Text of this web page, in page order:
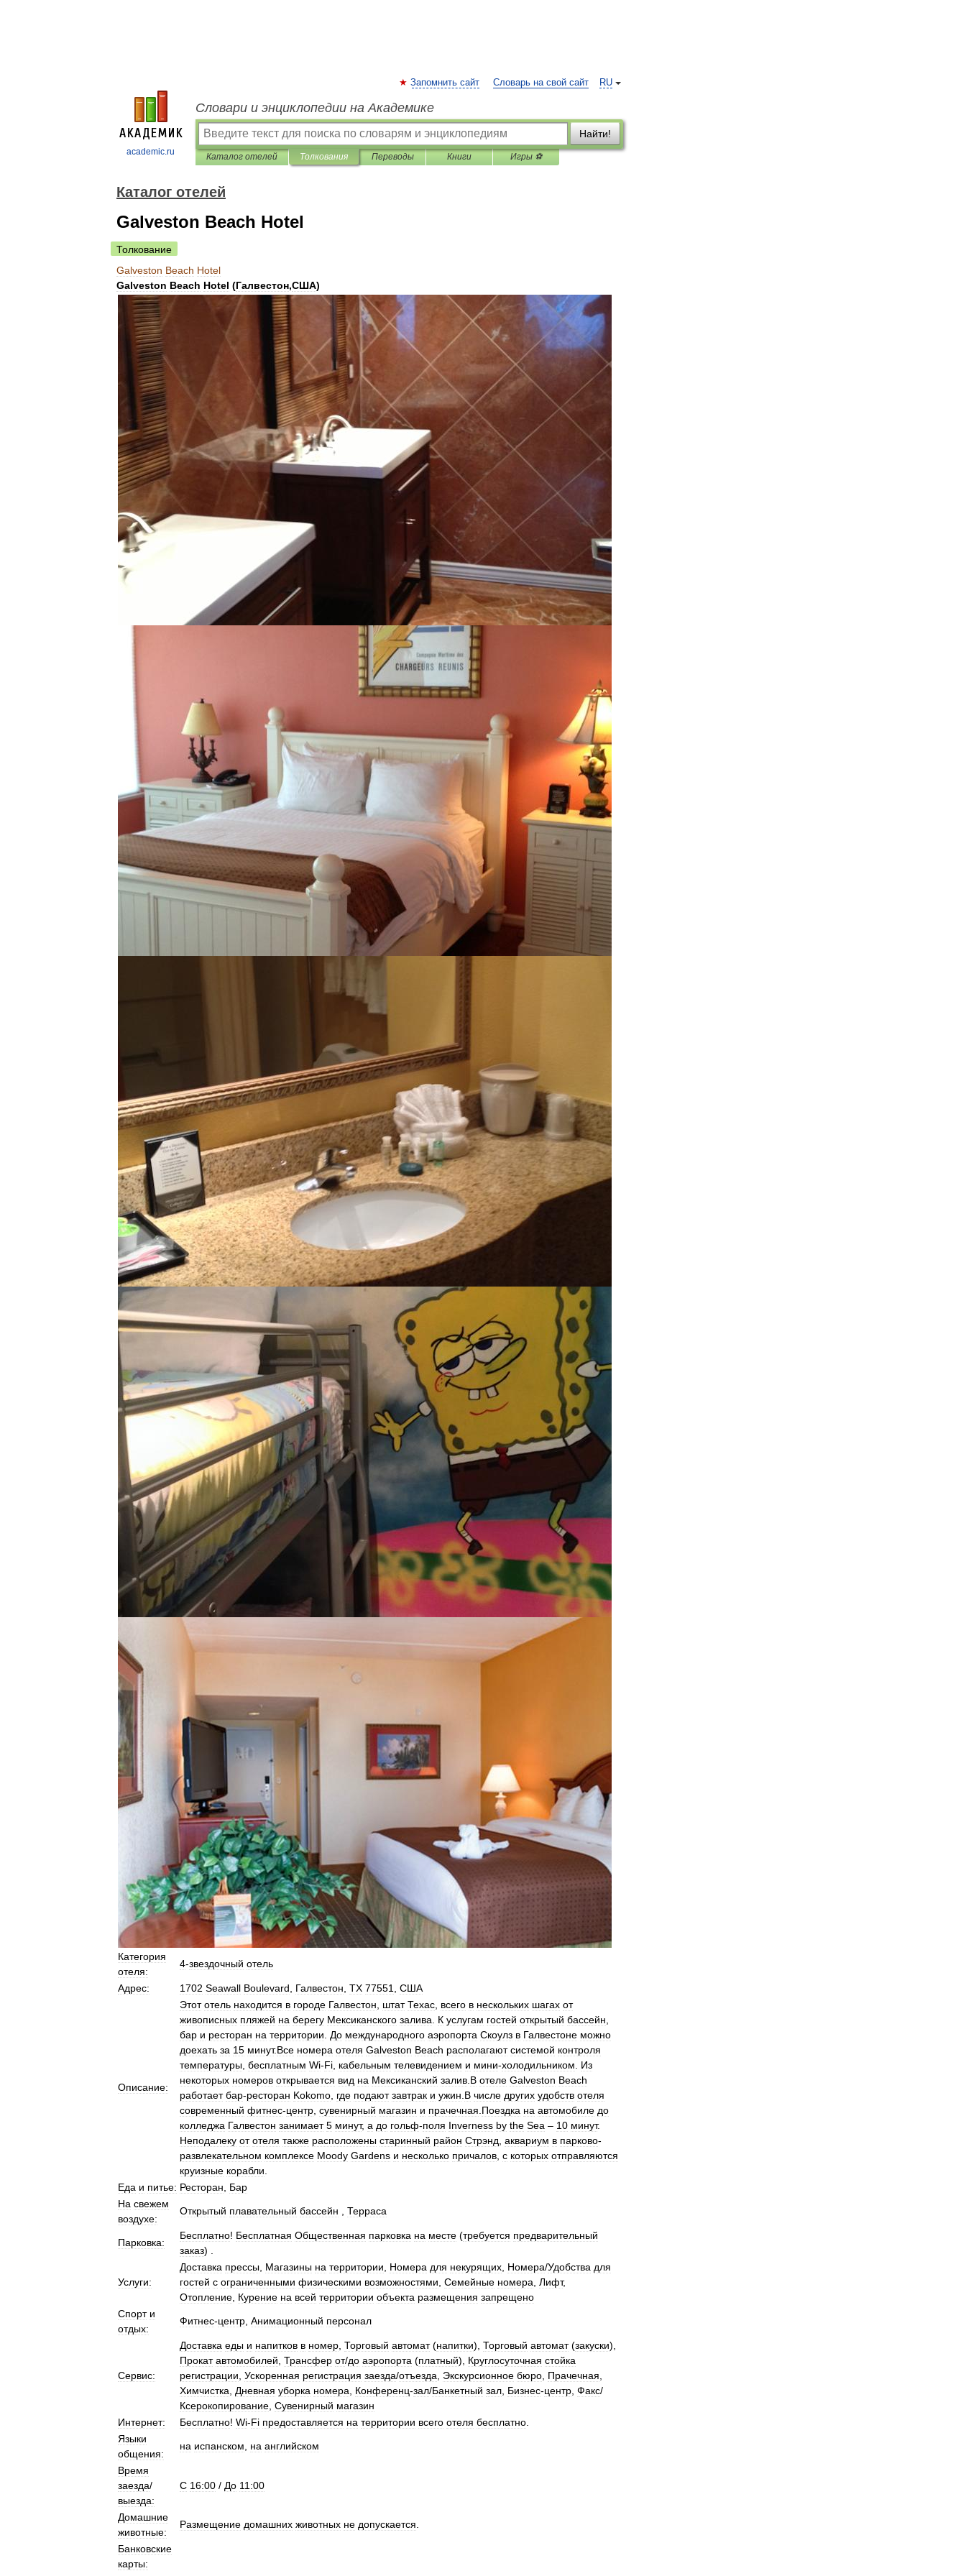
academic.ru
RU
Запомнить сайт Словарь на свой сайт
Словари и энциклопедии на Академике
Найти!
Каталог отелей Толкования Переводы Книги Игры ⚽
Каталог отелей
Galveston Beach Hotel
Толкование
Galveston Beach Hotel
Galveston Beach Hotel (Галвестон,США)
Категория
отеля:
4-звездочный отель
Адрес: 1702 Seawall Boulevard Галвестон TX 77551 США
Описание:
Этот отель находится в городе Галвестон штат Техас всего в нескольких шагах от
живописных пляжей на берегу Мексиканского залива К услугам гостей открытый бассейн
бар и ресторан на территории До международного аэропорта Скоулз в Галвестоне можно
доехать за 15 минут.Все номера отеля Galveston Beach располагают системой контроля
температуры бесплатным Wi-Fi кабельным телевидением и мини-холодильником
Из
некоторых номеров открывается вид на Мексиканский залив В отеле Galveston Beach
работает бар-ресторан Kokomo где подают завтрак и ужин В числе других удобств отеля
современный фитнес-центр сувенирный магазин и прачечная Поездка на автомобиле до
колледжа Галвестон занимает 5 минут, а до гольф-поля Inverness by the Sea – 10 минут.
Неподалеку от отеля также расположены старинный район Стрэнд аквариум в парково-
развлекательном комплексе Moody Gardens и несколько причалов с которых отправляются
круизные корабли
Еда и питье: Ресторан
Бар
На свежем
воздухе:
Открытый плавательный бассейн Терраса
Парковка:
Бесплатно! Бесплатная Общественная парковка на месте (требуется предварительный
заказ) .
Услуги:
Доставка прессы Магазины на территории Номера для некурящих Номера/Удобства для
гостей с ограниченными физическими возможностями Семейные номера Лифт,
Отопление Курение на всей территории объекта размещения запрещено
Спорт и
отдых:
Фитнес-центр Анимационный персонал
Сервис:
Доставка еды и напитков в номер Торговый автомат(напитки), Торговый автомат(закуски),
Прокат автомобилей Трансфер от/до аэропорта (платный), Круглосуточная стойка
регистрации Ускоренная регистрация заезда/отъезда Экскурсионное бюро Прачечная
Химчистка
Дневная уборка номера Конференц-зал/Банкетный зал Бизнес-центр Факс/
Ксерокопирование Сувенирный магазин
Интернет:
Бесплатно! Wi-Fi предоставляется на территории всего отеля бесплатно
Языки
общения:
на испанском на английском
Время
заезда/
выезда:
C 16:00 / До 11:00
Домашние
животные:
Размещение домашних животных не допускается
Банковские
карты: